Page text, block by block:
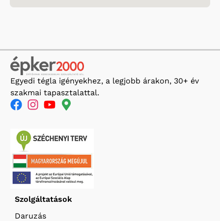
Egyedi tégla igényekhez, a legjobb árakon, 30+ év
szakmai tapasztalattal.
Szolgáltatások
Daruzás